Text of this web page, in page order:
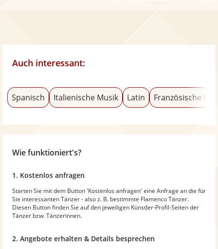
Auch interessant:
Spanisch Italienische Musik Latin Französische
Wie funktioniert's?
1. Kostenlos anfragen
Starten Sie mit dem Button 'Kostenlos anfragen' eine Anfrage an die für
Sie interessanten Tänzer - also z. B. bestimmte Flamenco Tänzer.
Diesen Button finden Sie auf den jeweiligen Künstler-Profil-Seiten der
Tänzer bzw. Tänzerinnen.
2. Angebote erhalten & Details besprechen